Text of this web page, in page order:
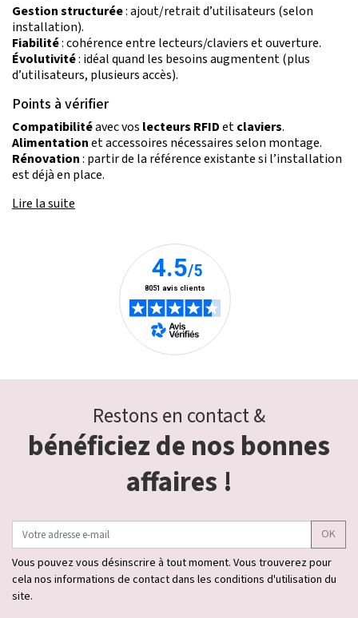
Gestion structurée: ajout/retrait d’utilisateurs (selon
installation).
Fiabilité: cohérence entre lecteurs/claviers et ouverture.
Évolutivité: idéal quand les besoins augmentent (plus
d’utilisateurs, plusieurs accès).
Points à vérifier
Compatibilitéavec vos lecteurs RFIDetclaviers.
Alimentationet accessoires nécessaires selon montage.
Rénovation: partir de la référence existante si l’installation
est déjà en place.
Lire la suite
Restons en contact &
bénéficiez de nos bonnes
affaires !
OK
Vous pouvez vous désinscrire à tout moment. Vous trouverez pour
cela nos informations de contact dans les conditions d'utilisation du
site.